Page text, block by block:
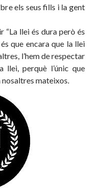
els seus fills i la gent
“La llei és dura però és
que encara que la llei
l’hem de respectar
perquè l’únic que
mateixos.